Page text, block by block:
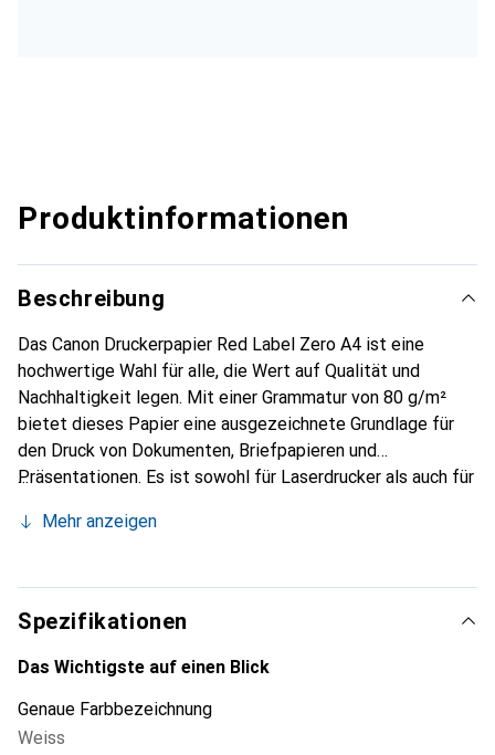
Produktinformationen
Beschreibung
Das Canon Druckerpapier Red Label Zero A4 ist eine
hochwertige Wahl für alle, die Wert auf Qualität und
Nachhaltigkeit legen. Mit einer Grammatur von 80 g/m²
bietet dieses Papier eine ausgezeichnete Grundlage für
den Druck von Dokumenten, Briefpapieren und
Präsentationen. Es ist sowohl für Laserdrucker als auch für
Option für verschiedene Druckbedürfnisse macht. Das
dass es aus nachhaltig betschafteten Wäldern stammt und
umweltfreundlich produziert wurde. Mit einem höheren
Volumen als herkömmliches Papier sorgt es für eine
verbesserte Druckqualität und ein ansprechendes
Blatt, die in einer praktischen Box mit 5 x 500 Blatt
geliefert werden.
Mehr anzeigen
Spezifikationen
Das Wichtigste auf einen Blick
Genaue Farbbezeichnung
Weiss